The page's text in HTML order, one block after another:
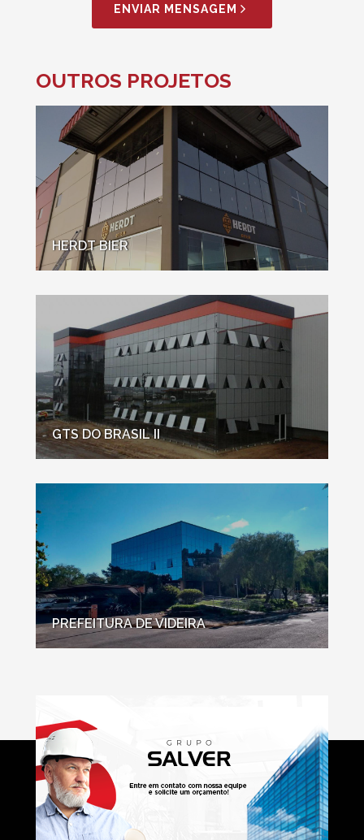
ENVIAR MENSAGEM
OUTROS PROJETOS
HERDT BIER
GTS DO BRASIL II
PREFEITURA DE VIDEIRA